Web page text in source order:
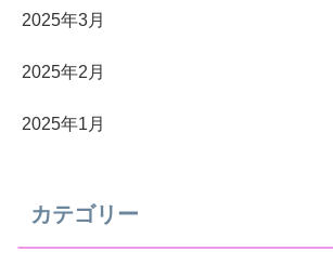
2025年3月
2025年2月
2025年1月
カテゴリー